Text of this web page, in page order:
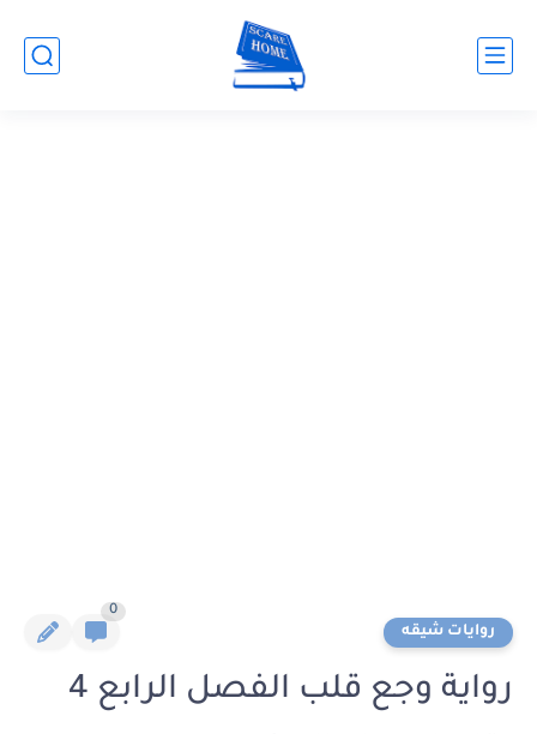
روايات شيقه
0
رواية وجع قلب الفصل الرابع 4